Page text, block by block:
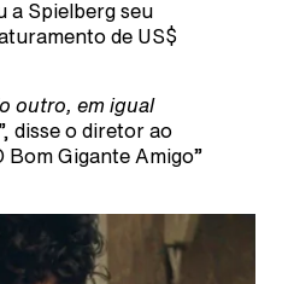
a Spielberg seu
de US$
outro, em igual
disse o diretor ao
Bom Gigante Amigo”